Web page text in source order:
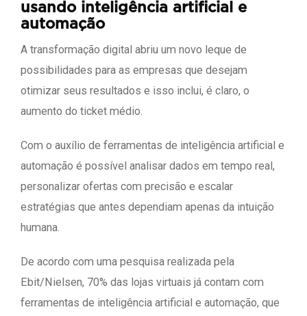
usando inteligência artificial e
automação
A transformação digital abriu um novo leque de
possibilidades para as empresas que desejam
otimizar seus resultados e isso inclui, é claro, o
aumento do ticket médio.
Com o auxílio de ferramentas de inteligência artificial e
automação é possível analisar dados em tempo real,
personalizar ofertas com precisão e escalar
estratégias que antes dependiam apenas da intuição
humana.
De acordo com uma pesquisa realizada pela
Ebit/Nielsen, 70% das lojas virtuais já contam com
ferramentas de inteligência artificial e automação, que